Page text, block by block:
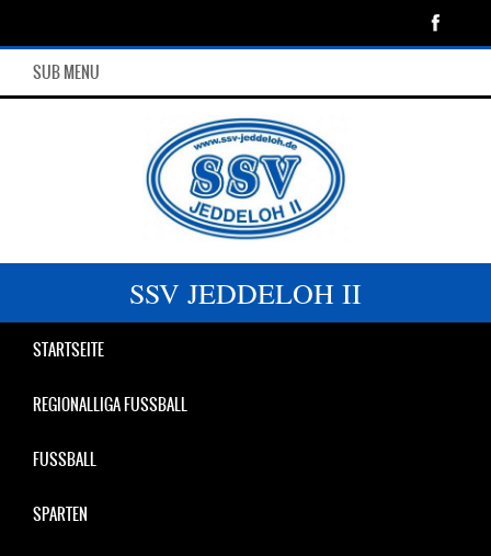
SUB MENU
SSV JEDDELOH II
STARTSEITE
REGIONALLIGA FUSSBALL
FUSSBALL
SPARTEN